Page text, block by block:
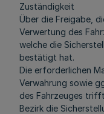
Zuständigkeit
Über die Freigabe,
Verwertung des
welche die
bestätigt hat.
Die erforderlichen
Verwahrung sowie
des Fahrzeuges
Bezirk die